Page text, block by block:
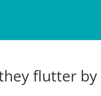
flutter by